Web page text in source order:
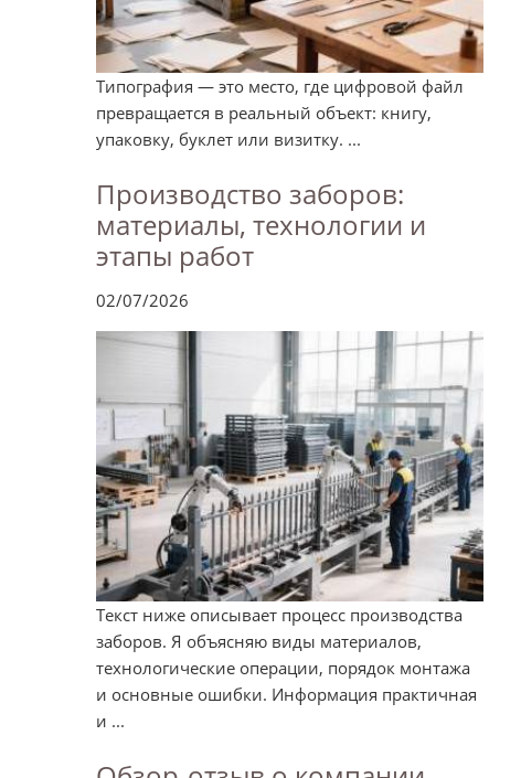
Типография — это место, где цифровой файл
превращается в реальный объект: книгу,
упаковку, буклет или визитку. ...
Производство заборов:
материалы, технологии и
этапы работ
02/07/2026
Текст ниже описывает процесс производства
заборов. Я объясняю виды материалов,
технологические операции, порядок монтажа
и основные ошибки. Информация практичная
и ...